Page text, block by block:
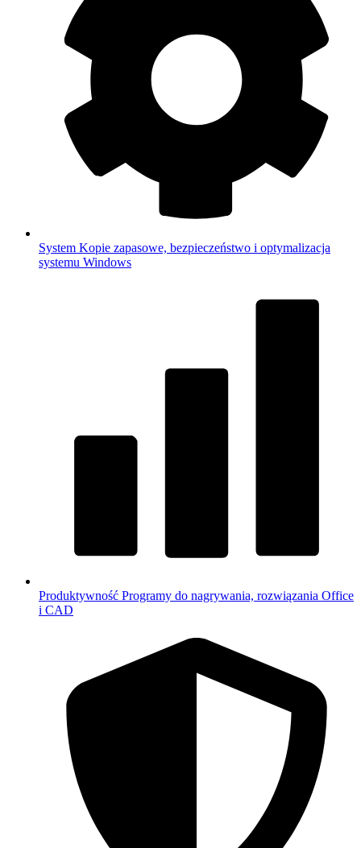
System Kopie zapasowe, bezpieczeństwo i optymalizacja
systemu Windows
Produktywność Programy do nagrywania, rozwiązania Office
i CAD